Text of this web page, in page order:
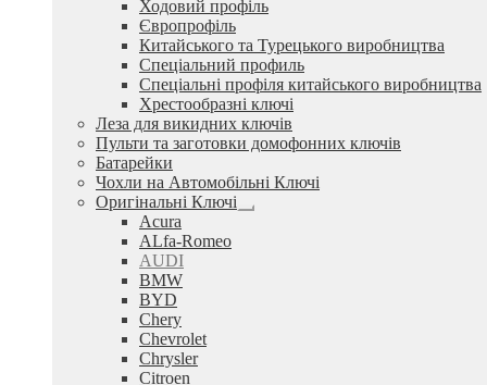
вкладене
Ходовий профіль
Європрофіль
Китайського та Турецького виробництва
Спеціальний профиль
Спеціальні профіля китайського виробництва
Хрестообразні ключі
Леза для викидних ключів
Пульти та заготовки домофонних ключів
Батарейки
Чохли на Автомобільні Ключі
Оригінальні Ключі
Розгорнуте
Acura
ALfa-Romeo
AUDI
BMW
BYD
Chery
Chevrolet
Chrysler
Citroen